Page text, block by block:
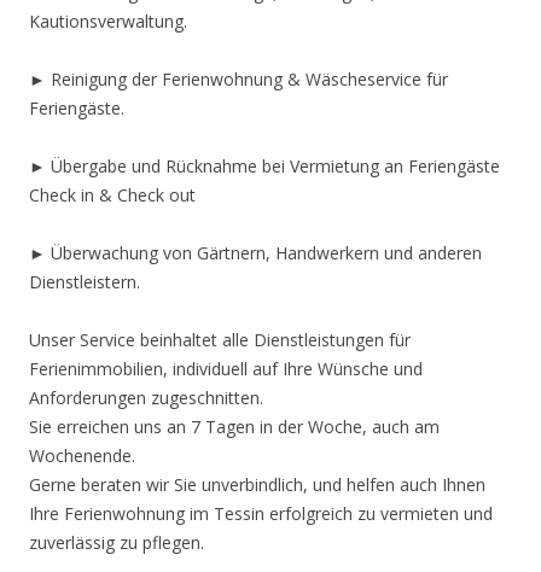
Kautionsverwaltung.
► Reinigung der Ferienwohnung & Wäscheservice für
Feriengäste.
► Übergabe und Rücknahme bei Vermietung an Feriengäste
Check in & Check out
► Überwachung von Gärtnern, Handwerkern und anderen
Dienstleistern.
Unser Service beinhaltet alle Dienstleistungen für
Ferienimmobilien, individuell auf Ihre Wünsche und
Anforderungen zugeschnitten.
Sie erreichen uns an 7 Tagen in der Woche, auch am
Wochenende.
Gerne beraten wir Sie unverbindlich, und helfen auch Ihnen
Ihre Ferienwohnung im Tessin erfolgreich zu vermieten und
zuverlässig zu pflegen.